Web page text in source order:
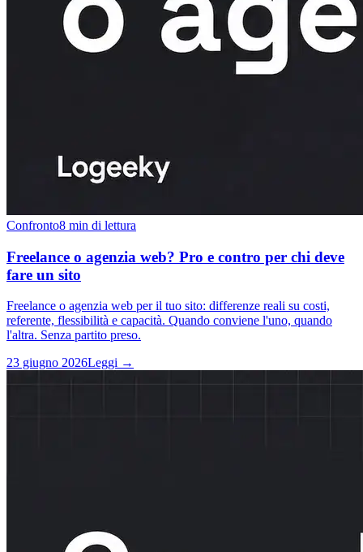
Confronto8 min di lettura
Freelance o agenzia web? Pro e contro per chi deve
fare un sito
Freelance o agenzia web per il tuo sito: differenze reali su costi,
referente, flessibilità e capacità. Quando conviene l'uno, quando
l'altra. Senza partito preso.
23 giugno 2026Leggi →